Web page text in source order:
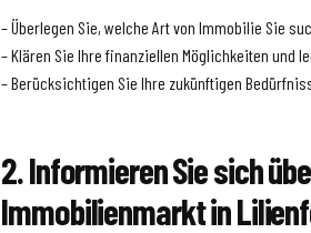
– Überlegen Sie, welche Art von Immobilie Sie
– Klären Sie Ihre finanziellen Möglichkeiten und
– Berücksichtigen Sie Ihre zukünftigen
2. Informieren Sie sich
Immobilienmarkt in